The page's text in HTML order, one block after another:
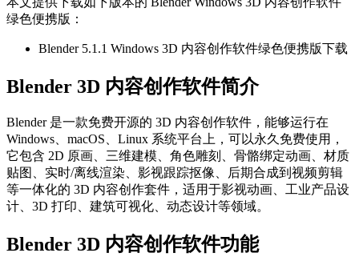
绿色便携版：
Blender 5.1.1 Windows 3D 内容创作软件绿色便携版下载
Blender 3D 内容创作软件简介
Blender 是一款免费开源的 3D 内容创作软件，能够运行在
Windows、macOS、Linux 系统平台上，可以永久免费使用，
它包含 2D 原画、三维建模、角色雕刻、骨骼绑定动画、材质
贴图、实时/离线渲染、影视跟踪抠像、后期合成到视频剪辑
等一体化的 3D 内容创作套件，适用于影视动画、工业产品设
计、3D 打印、建筑可视化、动态设计等领域。
Blender 3D 内容创作软件功能